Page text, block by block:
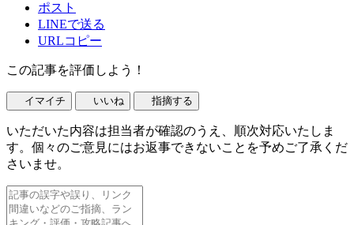
ポスト
LINEで送る
URLコピー
この記事を評価しよう！
イマイチ いいね 指摘する
いただいた内容は担当者が確認のうえ、順次対応いたしま
す。個々のご意見にはお返事できないことを予めご了承くだ
さいませ。